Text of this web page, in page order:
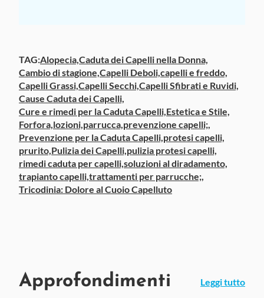
TAG:Alopecia,Caduta dei Capelli nella Donna,
Cambio di stagione,Capelli Deboli,capelli e freddo,
Capelli Grassi,Capelli Secchi,Capelli Sfibrati e Ruvidi,
Cause Caduta dei Capelli,
Cure e rimedi per la Caduta Capelli,Estetica e Stile,
Forfora,lozioni,parrucca,prevenzione capelli;,
Prevenzione per la Caduta Capelli,protesi capelli,
prurito,Pulizia dei Capelli,pulizia protesi capelli,
rimedi caduta per capelli,soluzioni al diradamento,
trapianto capelli,trattamenti per parrucche;,
Tricodinia: Dolore al Cuoio Capelluto
Approfondimenti Leggi tutto